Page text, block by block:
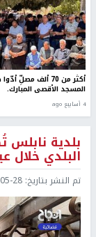
أكثر من 70 ألف
المسجد الأقصى المبارك.
4 أسابيع ago
بلدية
البلدي خلال
تم النشر بتاريخ: 16:15